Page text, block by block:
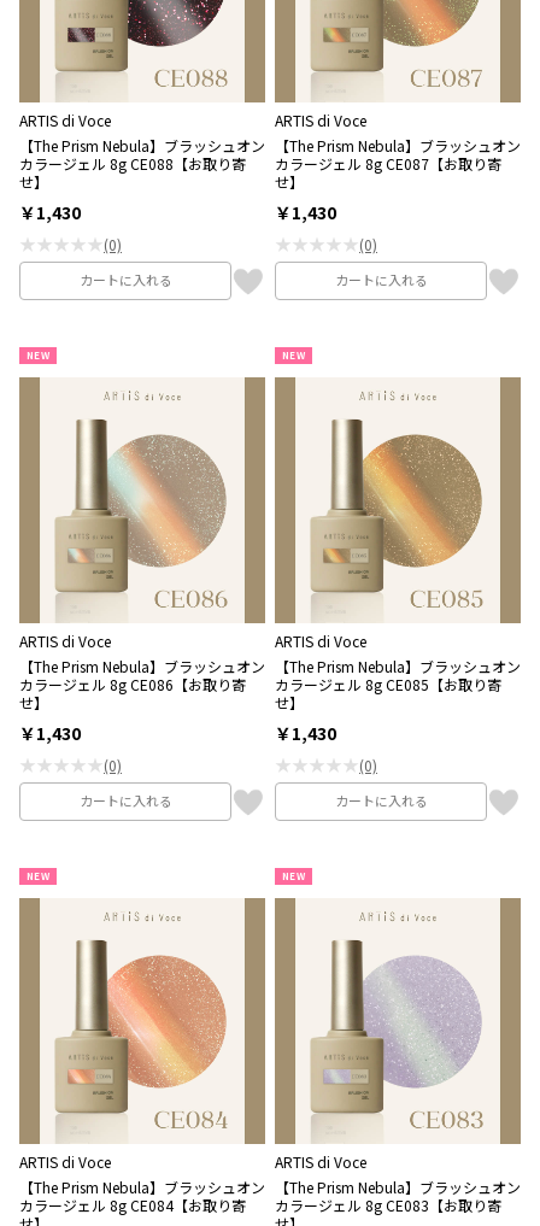
ARTIS di Voce
【The Prism Nebula】ブラッシュオン
カラージェル 8g CE088【お取り寄
せ】
￥1,430
★★★★★(0)
カートに入れる
ARTIS di Voce
【The Prism Nebula】ブラッシュオン
カラージェル 8g CE087【お取り寄
せ】
￥1,430
★★★★★(0)
カートに入れる
NEW
ARTIS di Voce
【The Prism Nebula】ブラッシュオン
カラージェル 8g CE086【お取り寄
せ】
￥1,430
★★★★★(0)
カートに入れる
NEW
ARTIS di Voce
【The Prism Nebula】ブラッシュオン
カラージェル 8g CE085【お取り寄
せ】
￥1,430
★★★★★(0)
カートに入れる
NEW
ARTIS di Voce
【The Prism Nebula】ブラッシュオン
カラージェル 8g CE084【お取り寄
NEW
ARTIS di Voce
【The Prism Nebula】ブラッシュオン
カラージェル 8g CE083【お取り寄